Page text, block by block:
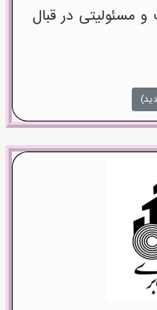
مسئولیتی در قبال